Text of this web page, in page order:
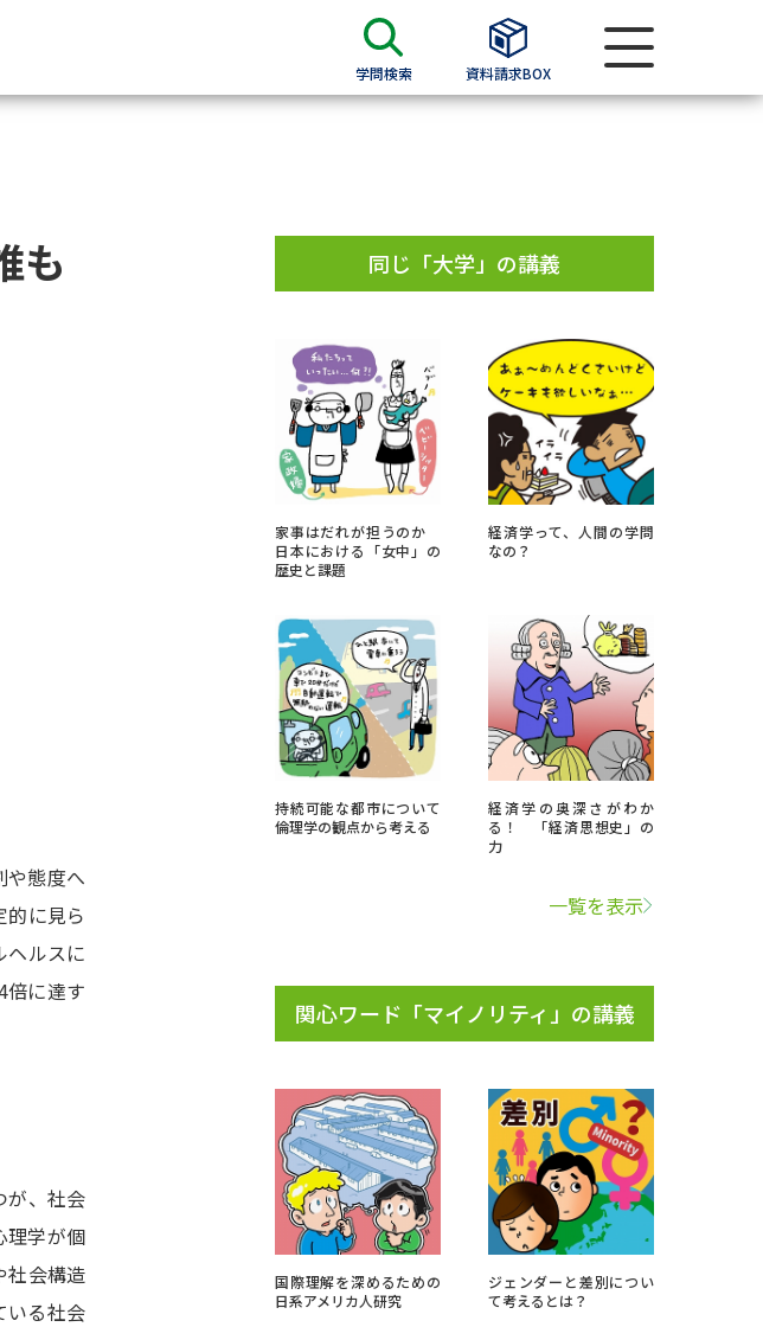
学問検索 資料請求BOX
の資料種類から請求
過去問題集
留学・進学関連、塾・予備校
テスト「受験上の配慮案内」の請求
高等学校卒業程度認定試験
小学校教員資格認定試験
大学検索
る内容や特徴を調べる
部・学科特集
ンス特集
新学年スタート号特集ページ（高3生用）
パス検索
実施プログラムから探す
型イベント特集
も
や態度へ
的に見ら
ヘルスに
倍に達す
が、社会
理学が個
社会構造
いる社会
同じ「大学」の講義
家事はだれが担うのか
日本における「女中」の
歴史と課題
経済学って、人間の学問
なの？
持続可能な都市について
倫理学の観点から考える
経済学の奥深さがわか
る！ 「経済思想史」の
力
一覧を表示
関心ワード「マイノリティ」の講義
国際理解を深めるための
日系アメリカ人研究
ジェンダーと差別につい
て考えるとは？